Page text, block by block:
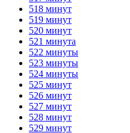
518 минут
519 минут
520 минут
521 минута
522 минуты
523 минуты
524 минуты
525 минут
526 минут
527 минут
528 минут
529 минут